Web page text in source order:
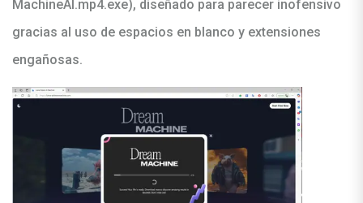
MachineAI.mp4.exe), diseñado para parecer inofensivo
gracias al uso de espacios en blanco y extensiones
engañosas.